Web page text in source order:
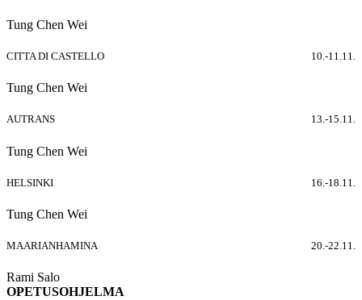
Tung Chen Wei
CITTA DI CASTELLO 10.-11.11.
Tung Chen Wei
AUTRANS 13.-15.11.
Tung Chen Wei
HELSINKI 16.-18.11.
Tung Chen Wei
MAARIANHAMINA 20.-22.11.
Rami Salo
OPETUSOHJELMA